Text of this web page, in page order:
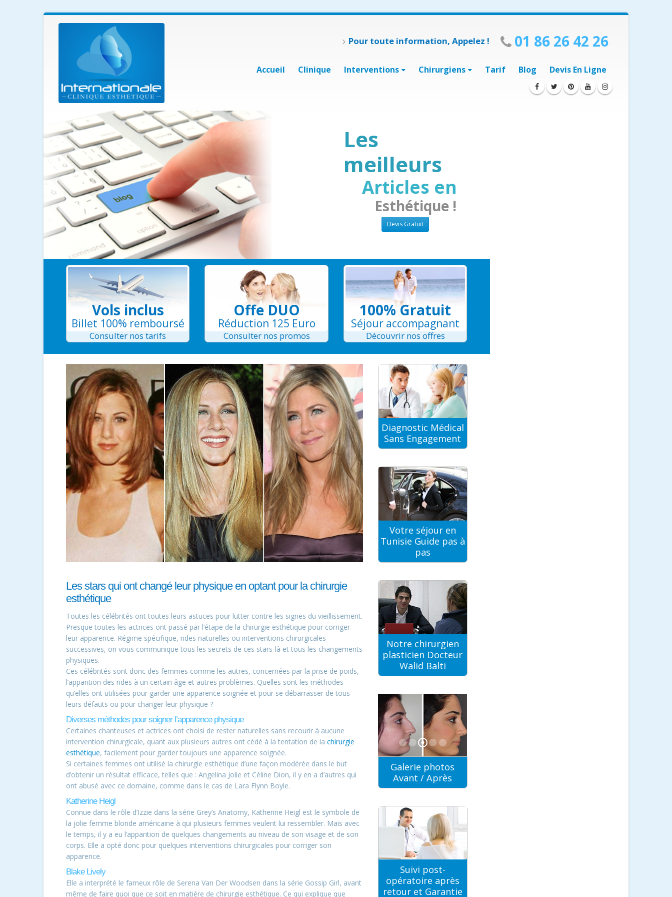
Pour toute information, Appelez ! 01 86 26 42 26
Accueil Clinique Interventions Chirurgiens Tarif Blog Devis En Ligne
Les
meilleurs
Articles en
Esthétique !
Devis Gratuit
Vols inclus
Billet 100% remboursé
Consulter nos tarifs
Offe DUO
Réduction 125 Euro
Consulter nos promos
100% Gratuit
Séjour accompagnant
Découvrir nos offres
Les stars qui ont changé leur physique en optant pour la chirurgie
esthétique
Toutes les célébrités ont toutes leurs astuces pour lutter contre les signes du vieillissement.
Presque toutes les actrices ont passé par l’étape de la chirurgie esthétique pour corriger
leur apparence. Régime spécifique, rides naturelles ou interventions chirurgicales
successives, on vous communique tous les secrets de ces stars-là et tous les changements
physiques.
Ces célébrités sont donc des femmes comme les autres, concernées par la prise de poids,
l’apparition des rides à un certain âge et autres problèmes. Quelles sont les méthodes
qu’elles ont utilisées pour garder une apparence soignée et pour se débarrasser de tous
leurs défauts ou pour changer leur physique ?
Diverses méthodes pour soigner l’apparence physique
Certaines chanteuses et actrices ont choisi de rester naturelles sans recourir à aucune
intervention chirurgicale, quant aux plusieurs autres ont cédé à la tentation de la chirurgie
esthétique, facilement pour garder toujours une apparence soignée.
Si certaines femmes ont utilisé la chirurgie esthétique d’une façon modérée dans le but
d’obtenir un résultat efficace, telles que : Angelina Jolie et Céline Dion, il y en a d’autres qui
ont abusé avec ce domaine, comme dans le cas de Lara Flynn Boyle.
Katherine Heigl
Connue dans le rôle d’Izzie dans la série Grey’s Anatomy, Katherine Heigl est le symbole de
la jolie femme blonde américaine à qui plusieurs femmes veulent lui ressembler. Mais avec
le temps, il y a eu l’apparition de quelques changements au niveau de son visage et de son
corps. Elle a opté donc pour quelques interventions chirurgicales pour corriger son
apparence.
Blake Lively
Elle a interprété le fameux rôle de Serena Van Der Woodsen dans la série Gossip Girl, avant
même de faire quoi que ce soit en matière de chirurgie esthétique. Ce qui explique que
Diagnostic Médical
Sans Engagement
Votre séjour en
Tunisie Guide pas à
pas
Notre chirurgien
plasticien Docteur
Walid Balti
Galerie photos
Avant / Après
Suivi post-
opératoire après
retour et Garantie